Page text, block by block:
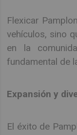
Flexicar
vehículos, sino
en la
fundamental de
Expansión y
El éxito de